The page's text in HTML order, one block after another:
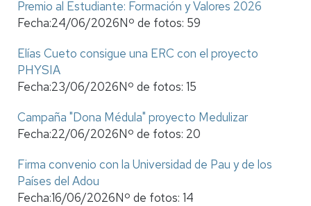
Premio al Estudiante: Formación y Valores 2026
Fecha:24/06/2026Nº de fotos: 59
Elías Cueto consigue una ERC con el proyecto
PHYSIA
Fecha:23/06/2026Nº de fotos: 15
Campaña "Dona Médula" proyecto Medulizar
Fecha:22/06/2026Nº de fotos: 20
Firma convenio con la Universidad de Pau y de los
Países del Adou
Fecha:16/06/2026Nº de fotos: 14